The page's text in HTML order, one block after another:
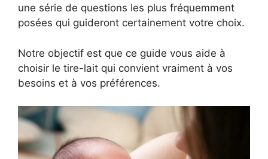
une série de questions les plus fréquemment
posées qui guideront certainement votre choix.
Notre objectif est que ce guide vous aide à
choisir le tire-lait qui convient vraiment à vos
besoins et à vos préférences.